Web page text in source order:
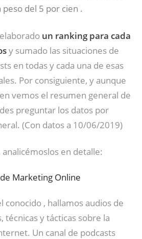
del 5 por cien .
un ranking para cada
y sumado las situaciones de
en todas y cada una de esas
Por consiguiente, y aunque
vemos el resumen general de
preguntar los datos por
(Con datos a 10/06/2019)
en detalle:
Marketing Online
conocido , hallamos audios de
técnicas y tácticas sobre la
Un canal de podcasts